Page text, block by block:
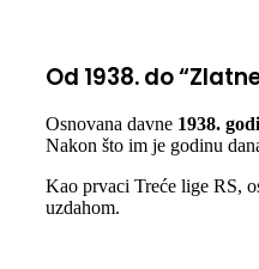
Od 1938. do
Osnovana davne 1938.
Nakon što im je godinu
Kao prvaci Treće lige RS,
uzdahom.